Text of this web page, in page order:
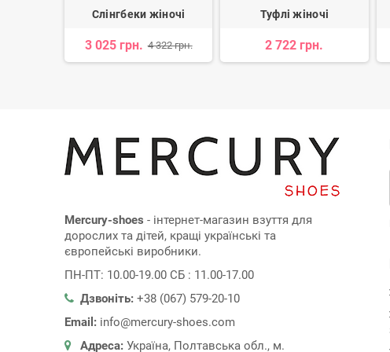
Слінгбеки жіночі
3 025 грн. 4 322 грн.
Туфлі жіночі
2 722 грн.
Mercury-shoes - інтернет-магазин взуття для
дорослих та дітей, кращі українські та
європейські виробники.
ПН-ПТ: 10.00-19.00 СБ : 11.00-17.00
Дзвоніть: +38 (067) 579-20-10
Email: info@mercury-shoes.com
Адреса: Україна, Полтавська обл., м.